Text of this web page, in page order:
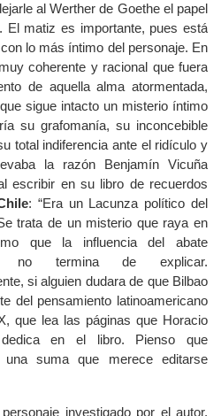
al Werther de Goethe el papel
El matiz es importante, pues está
lo más íntimo del personaje. En
coherente y racional que fuera
de aquella alma atormentada,
sigue intacto un misterio íntimo
su grafomanía, su inconcebible
total indiferencia ante el ridículo y
la razón Benjamín Vicuña
escribir en su libro de recuerdos
: “Era un Lacunza político del
trata de un misterio que raya en
que la influencia del abate
no termina de explicar.
si alguien dudara de que Bilbao
del pensamiento latinoamericano
que lea las páginas que Horacio
en el libro. Pienso que
una suma que merece editarse
investigado por el autor,